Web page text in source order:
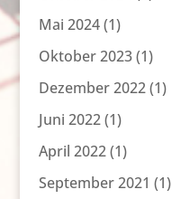
Mai 2024(1)
Oktober 2023(1)
Dezember 2022(1)
Juni 2022(1)
April 2022(1)
September 2021 (1)